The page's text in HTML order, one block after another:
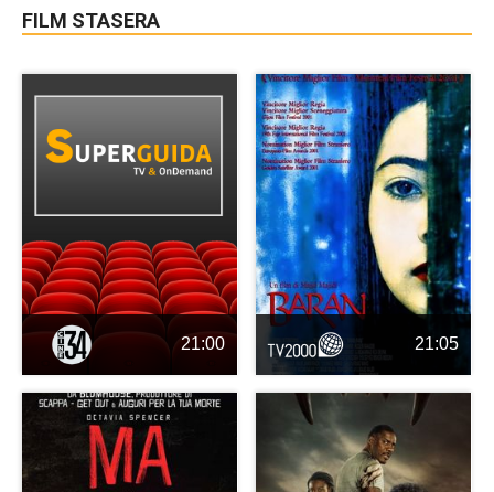
FILM STASERA
21:00 21:05